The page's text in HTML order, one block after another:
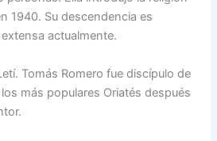
1940. Su descendencia es
actualmente.
Tomás Romero fue discípulo de
más populares Oriatés después